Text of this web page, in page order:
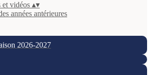
et vidéos ▴▾
années antérieures
2026-2027